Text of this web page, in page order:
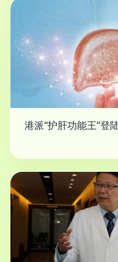
港派“护肝功能王”登